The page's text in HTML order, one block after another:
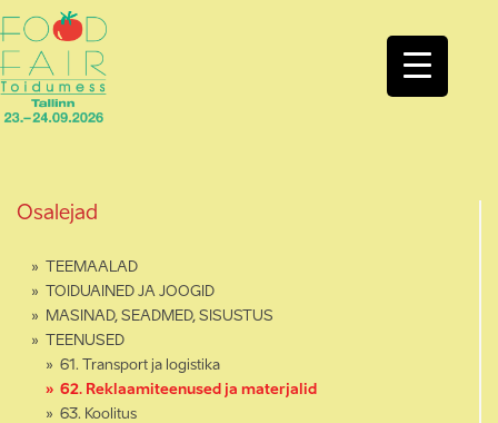
Osalejad
TEEMAALAD
TOIDUAINED JA JOOGID
MASINAD, SEADMED, SISUSTUS
TEENUSED
61. Transport ja logistika
62. Reklaamiteenused ja materjalid
63. Koolitus